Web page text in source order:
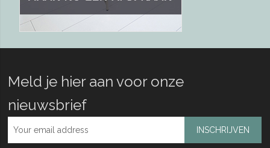
Meld je hier aan voor onze
nieuwsbrief
INSCHRIJVEN